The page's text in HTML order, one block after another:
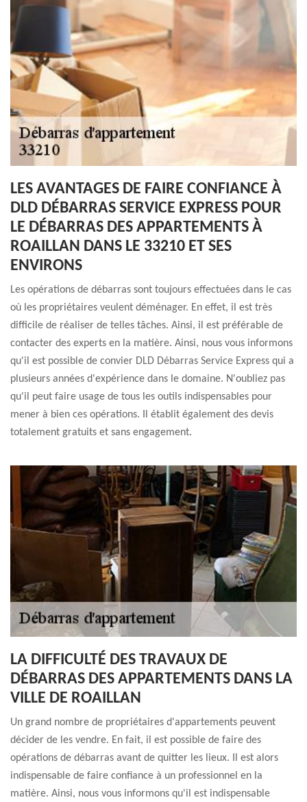
LES AVANTAGES DE FAIRE CONFIANCE À
DLD DÉBARRAS SERVICE EXPRESS POUR
LE DÉBARRAS DES APPARTEMENTS À
ROAILLAN DANS LE 33210 ET SES
ENVIRONS
Les opérations de débarras sont toujours effectuées dans le cas
où les propriétaires veulent déménager. En effet, il est très
difficile de réaliser de telles tâches. Ainsi, il est préférable de
contacter des experts en la matière. Ainsi, nous vous informons
qu'il est possible de convier DLD Débarras Service Express qui a
plusieurs années d'expérience dans le domaine. N'oubliez pas
qu'il peut faire usage de tous les outils indispensables pour
mener à bien ces opérations. Il établit également des devis
totalement gratuits et sans engagement.
LA DIFFICULTÉ DES TRAVAUX DE
DÉBARRAS DES APPARTEMENTS DANS LA
VILLE DE ROAILLAN
Un grand nombre de propriétaires d'appartements peuvent
décider de les vendre. En fait, il est possible de faire des
opérations de débarras avant de quitter les lieux. Il est alors
indispensable de faire confiance à un professionnel en la
matière. Ainsi, nous vous informons qu'il est indispensable